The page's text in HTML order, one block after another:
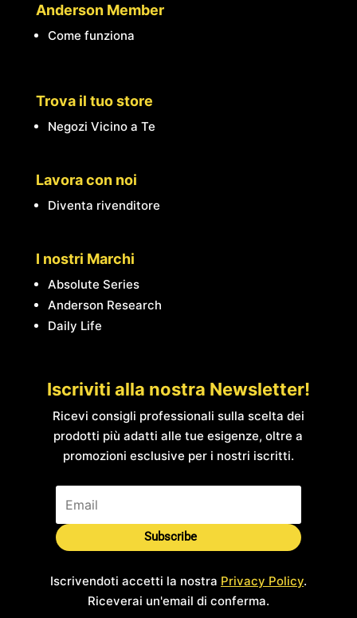
Anderson Member
Come funziona
Trova il tuo store
Negozi Vicino a Te
Lavora con noi
Diventa rivenditore
I nostri Marchi
Absolute Series
Anderson Research
Daily Life
Iscriviti alla nostra Newsletter!
Ricevi consigli professionali sulla scelta dei
prodotti più adatti alle tue esigenze, oltre a
promozioni esclusive per i nostri iscritti.
Subscribe
Iscrivendoti accetti la nostra Privacy Policy.
Riceverai un'email di conferma.